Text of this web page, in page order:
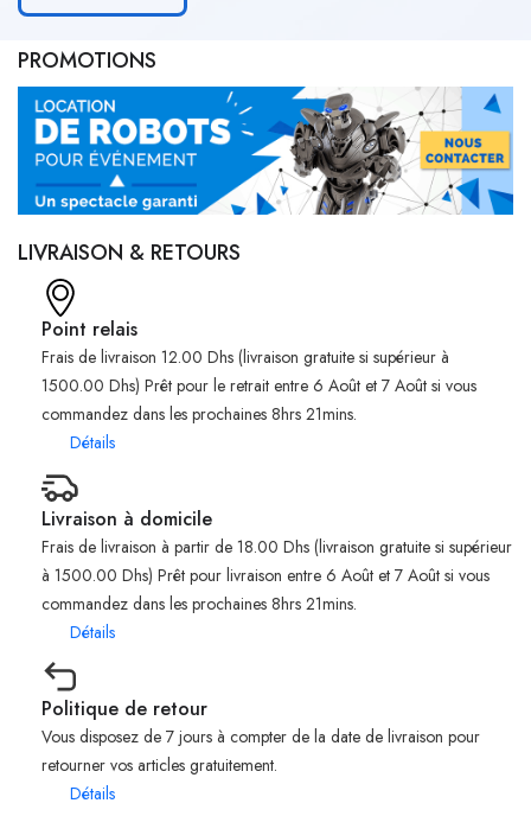
PROMOTIONS
LIVRAISON & RETOURS
Point relais
Frais de livraison 12.00 Dhs (livraison gratuite si supérieur à
1500.00 Dhs) Prêt pour le retrait entre 6 Août et 7 Août si vous
commandez dans les prochaines 8hrs 21mins.
Détails
Livraison à domicile
Frais de livraison à partir de 18.00 Dhs (livraison gratuite si supérieur
à 1500.00 Dhs) Prêt pour livraison entre 6 Août et 7 Août si vous
commandez dans les prochaines 8hrs 21mins.
Détails
Politique de retour
Vous disposez de 7 jours à compter de la date de livraison pour
retourner vos articles gratuitement.
Détails